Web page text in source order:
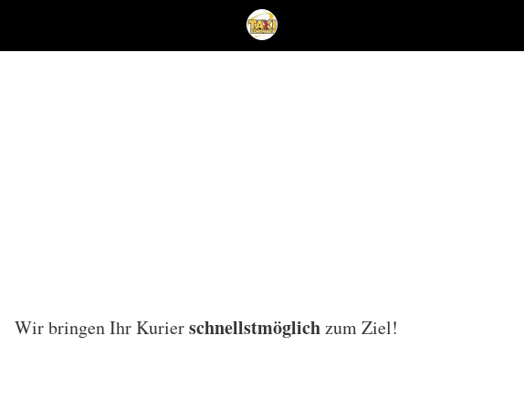
Wir bringen Ihr Kurierschnellstmöglichzum Ziel!